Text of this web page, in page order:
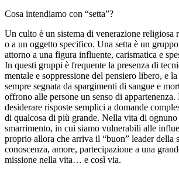
Cosa intendiamo con “setta”?
Un culto è un sistema di venerazione religiosa
o a un oggetto specifico. Una setta è un
attorno a una figura influente, carismatica e
In questi gruppi è frequente la presenza di
mentale e soppressione del pensiero libero, e
sempre segnata da spargimenti di sangue e
offrono alle persone un senso di appartenenza.
desiderare risposte semplici a domande
di qualcosa di più grande. Nella vita di
smarrimento, in cui siamo vulnerabili alle
proprio allora che arriva il “buon” leader della
conoscenza, amore, partecipazione a una
missione nella vita… e così via.